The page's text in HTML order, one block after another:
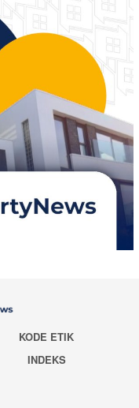
KODE ETIK
INDEKS